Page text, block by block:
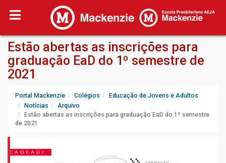
Estão abertas as inscrições para
graduação EaD do 1º semestre de
2021
Portal Mackenzie Colégios
Educação de Jovens e Adultos
Notícias
Arquivo
Estão abertas as inscrições para graduação EaD do 1º semestre
de 2021